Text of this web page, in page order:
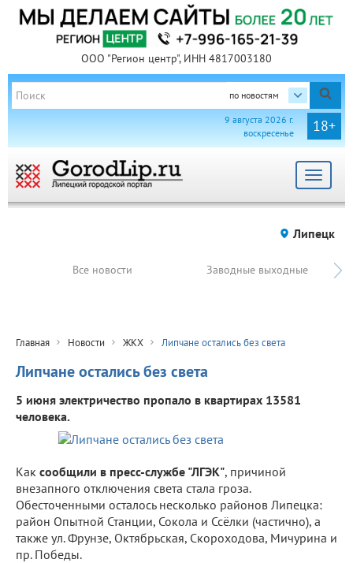
ООО "Регион центр", ИНН 4817003180
по новостям
18+
9 августа 2026 г.
воскресенье
Toggle
Липецк
Все новости Заводные выходные
Главная Новости ЖКХ Липчане остались без света
Липчане остались без света
5 июня электричество пропало в квартирах 13581
человека.
Как сообщили в пресс-службе "ЛГЭК", причиной
внезапного отключения света стала гроза.
Обесточенными осталось несколько районов Липецка:
район Опытной Станции, Сокола и Ссёлки (частично), а
также ул. Фрунзе, Октябрьская, Скороходова, Мичурина и
пр. Победы.